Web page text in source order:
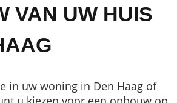
VAN UW HUIS
in uw woning in Den Haag of